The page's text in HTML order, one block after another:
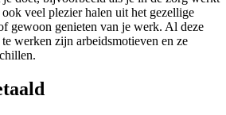
veel plezier halen uit het gezellige
gewoon genieten van je werk. Al deze
werken zijn arbeidsmotieven en ze